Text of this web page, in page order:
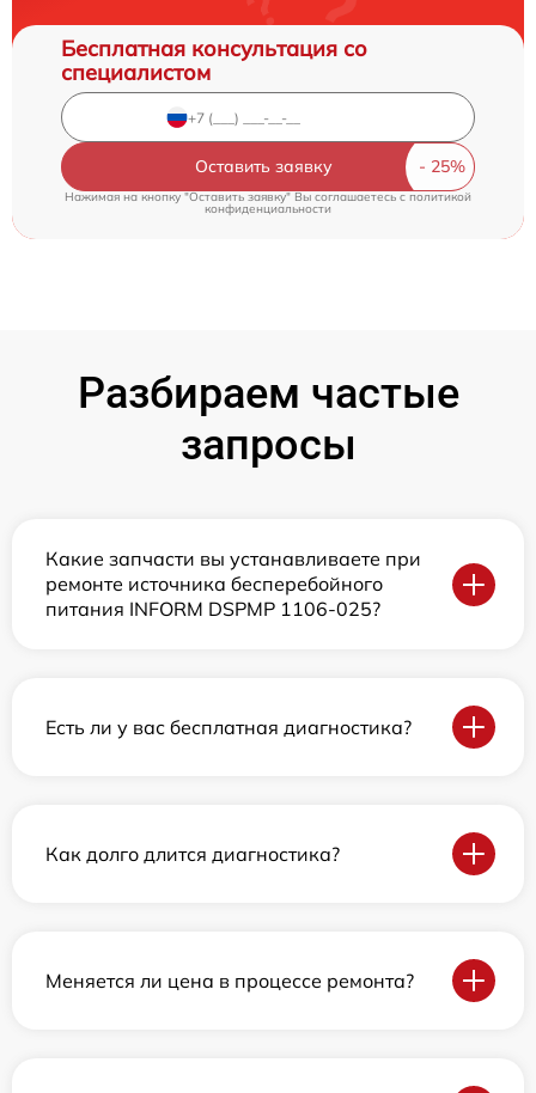
Бесплатная консультация со
специалистом
Оставить заявку
Нажимая на кнопку "Оставить заявку" Вы соглашаетесь cполитикой
конфиденциальности
Разбираем частые
запросы
Какие запчасти вы устанавливаете при
ремонте источника бесперебойного
питания INFORM DSPMP 1106-025?
Есть ли у вас бесплатная диагностика?
Как долго длится диагностика?
Меняется ли цена в процессе ремонта?